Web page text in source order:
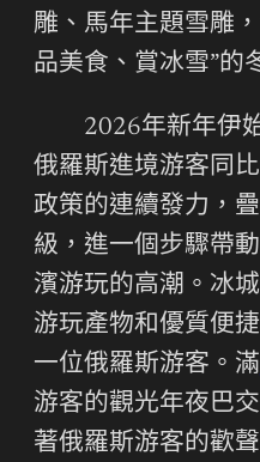
雕、馬年主題雪雕
品美食、賞冰雪”的
2026年新年伊
俄羅斯進境游客同
政策的連續發力，
級，進一個步驟帶
濱游玩的高潮。冰
游玩產物和優質便
一位俄羅斯游客。滿
游客的觀光年夜巴
著俄羅斯游客的歡